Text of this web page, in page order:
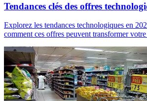
Tendances clés des offres
Explorez les tendances technologiques en
comment ces offres peuvent transformer